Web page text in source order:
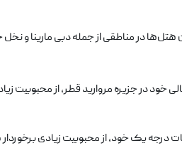
در مناطقی از جمله دبی مارینا و نخل
در جزیره مروارید قطر، از محبوبیت
یک خود، از محبوبیت زیادی